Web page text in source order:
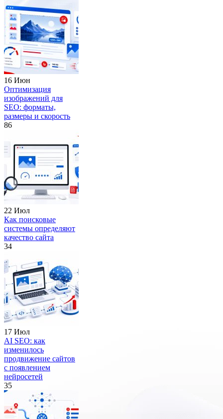
16 Июн
Оптимизация
изображений для
SEO: форматы,
размеры и скорость
86
22 Июл
Как поисковые
системы определяют
качество сайта
34
17 Июл
AI SEO: как
изменилось
продвижение сайтов
с появлением
нейросетей
35